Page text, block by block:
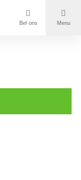
Bel ons Menu